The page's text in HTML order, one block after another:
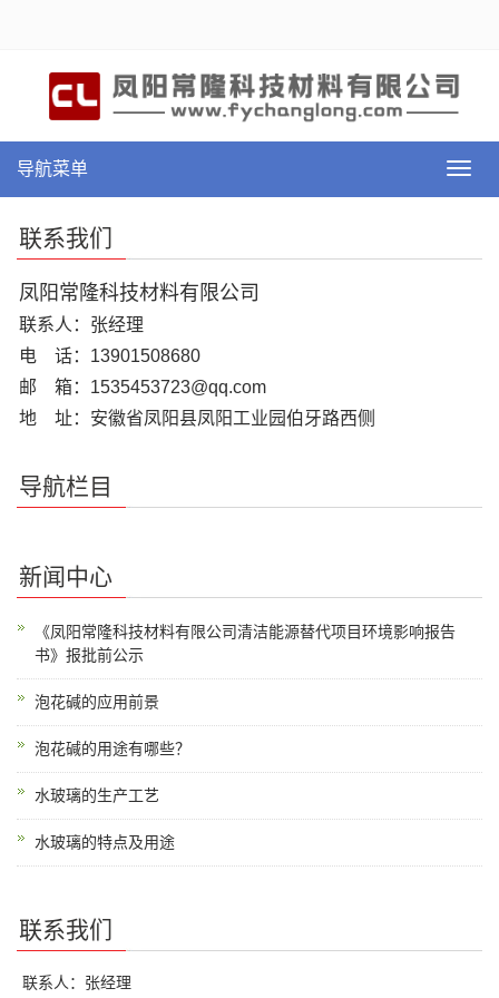
导
航
导航菜单
联系我们
凤阳常隆科技材料有限公司
联系人：张经理
电 话：13901508680
邮 箱：1535453723@qq.com
地 址：安徽省凤阳县凤阳工业园伯牙路西侧
导航栏目
新闻中心
《凤阳常隆科技材料有限公司清洁能源替代项目环境影响报告
书》报批前公示
泡花碱的应用前景
泡花碱的用途有哪些？
水玻璃的生产工艺
水玻璃的特点及用途
联系我们
联系人：张经理